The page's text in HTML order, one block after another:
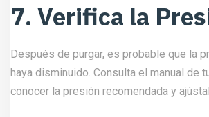
7. Verifica la
Después de purgar, es probable que la
haya disminuido. Consulta el manual de
conocer la presión recomendada y